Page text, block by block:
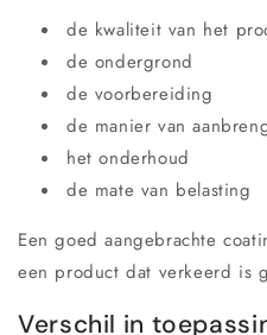
de kwaliteit van het
de ondergrond
de voorbereiding
de manier van
het onderhoud
de mate van belasting
Een goed aangebrachte
een product dat verkeerd is
Verschil in